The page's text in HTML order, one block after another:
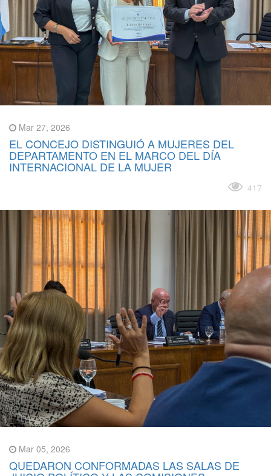
Mar 27, 2026
EL CONCEJO DISTINGUIÓ A MUJERES DEL
DEPARTAMENTO EN EL MARCO DEL DÍA
INTERNACIONAL DE LA MUJER
417
Mar 05, 2026
QUEDARON CONFORMADAS LAS SALAS DE